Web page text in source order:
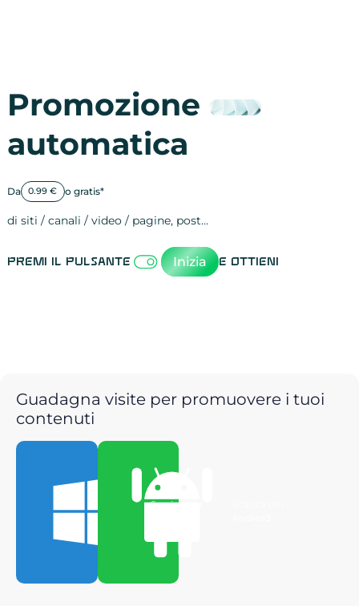
Promozione
automatica
Da 0.99 € o gratis*
di siti / canali / video / pagine, post…
Premi il pulsante Inizia e ottieni
Guadagna visite per promuovere i tuoi
contenuti
Scarica per